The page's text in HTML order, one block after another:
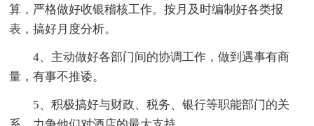
算，严格做好收银稽核工作。按月及时编制好各类报
表，搞好月度分析。
4、主动做好各部门间的协调工作，做到遇事有商
量，有事不推诿。
5、积极搞好与财政、税务、银行等职能部门的关